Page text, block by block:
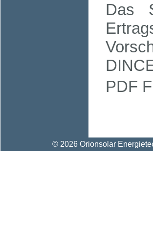
Das
PDF
© 2026 Orionsolar